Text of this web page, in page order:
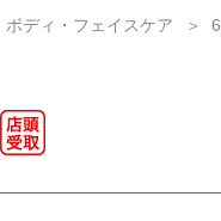
ボディ・フェイスケア